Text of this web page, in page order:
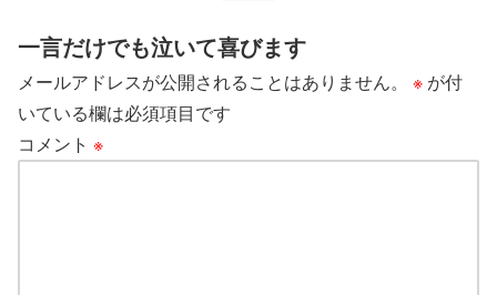
一言だけでも泣いて喜びます
メールアドレスが公開されることはありません。 ※ が付
いている欄は必須項目です
コメント ※